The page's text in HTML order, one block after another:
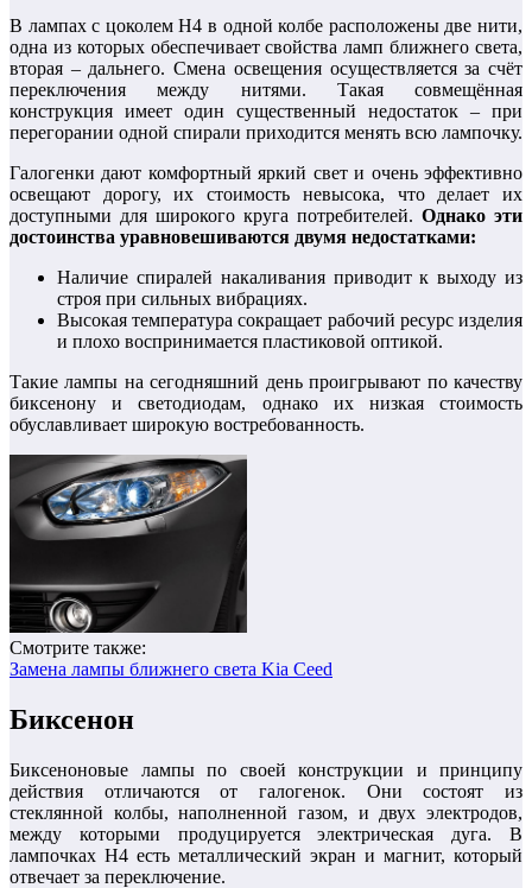
В лампах с цоколем H4 в одной колбе расположены две нити,
одна из которых обеспечивает свойства ламп ближнего света,
вторая – дальнего. Смена освещения осуществляется за счёт
переключения между нитями. Такая совмещённая
конструкция имеет один существенный недостаток – при
перегорании одной спирали приходится менять всю лампочку.
Галогенки дают комфортный яркий свет и очень эффективно
освещают дорогу, их стоимость невысока, что делает их
доступными для широкого круга потребителей. Однако эти
достоинства уравновешиваются двумя недостатками:
Наличие спиралей накаливания приводит к выходу из
строя при сильных вибрациях.
Высокая температура сокращает рабочий ресурс изделия
и плохо воспринимается пластиковой оптикой.
Такие лампы на сегодняшний день проигрывают по качеству
биксенону и светодиодам, однако их низкая стоимость
обуславливает широкую востребованность.
Смотрите также:
Замена лампы ближнего света Kia Ceed
Биксенон
Биксеноновые лампы по своей конструкции и принципу
действия отличаются от галогенок. Они состоят из
стеклянной колбы, наполненной газом, и двух электродов,
между которыми продуцируется электрическая дуга. В
лампочках H4 есть металлический экран и магнит, который
отвечает за переключение.